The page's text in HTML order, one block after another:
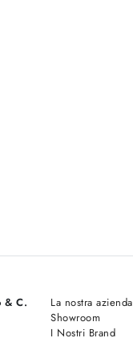
& C.
La nostra azienda
Showroom
I Nostri Brand